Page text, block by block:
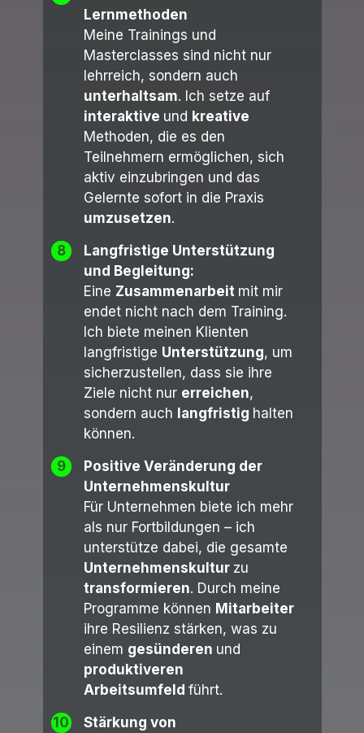
Lernmethoden
Meine Trainings und
Masterclasses sind nicht nur
lehrreich, sondern auch
unterhaltsam. Ich setze auf
interaktive und kreative
Methoden, die es den
Teilnehmern ermöglichen, sich
aktiv einzubringen und das
Gelernte sofort in die Praxis
umzusetzen.
8
Langfristige Unterstützung
und Begleitung:
Eine Zusammenarbeit mit mir
endet nicht nach dem Training.
Ich biete meinen Klienten
langfristige Unterstützung, um
sicherzustellen, dass sie ihre
Ziele nicht nur erreichen,
sondern auch langfristig halten
können.
9
Positive Veränderung der
Unternehmenskultur
Für Unternehmen biete ich mehr
als nur Fortbildungen – ich
unterstütze dabei, die gesamte
Unternehmenskultur zu
transformieren. Durch meine
Programme können Mitarbeiter
ihre Resilienz stärken, was zu
einem gesünderen und
produktiveren
Arbeitsumfeld führt.
10
Stärkung von